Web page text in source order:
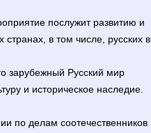
послужит развитию и
в том числе, русских в
зарубежный Русский мир
и историческое наследие.
по делам соотечественников